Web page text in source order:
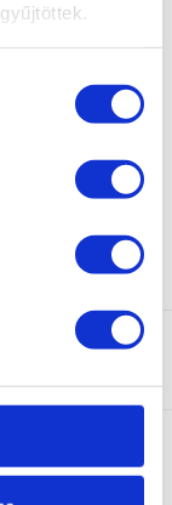
szükséges
szükséges
a cookiekat
hirdetések